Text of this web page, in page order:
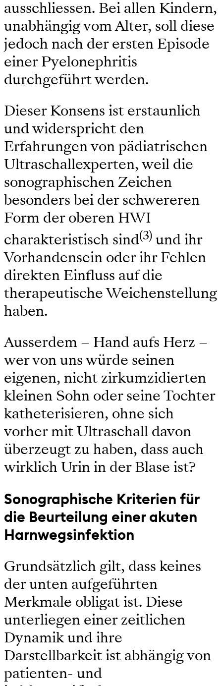
ausschliessen. Bei allen Kindern,
unabhängig vom Alter, soll diese
jedoch nach der ersten Episode
einer Pyelonephritis
durchgeführt werden.
Dieser Konsens ist erstaunlich
und widerspricht den
Erfahrungen von pädiatrischen
Ultraschallexperten, weil die
sonographischen Zeichen
besonders bei der schwereren
Form der oberen HWI
charakteristisch sind(3) und ihr
Vorhandensein oder ihr Fehlen
direkten Einfluss auf die
therapeutische Weichenstellung
haben.
Ausserdem – Hand aufs Herz –
wer von uns würde seinen
eigenen, nicht zirkumzidierten
kleinen Sohn oder seine Tochter
katheterisieren, ohne sich
vorher mit Ultraschall davon
überzeugt zu haben, dass auch
wirklich Urin in der Blase ist?
Sonographische Kriterien für
die Beurteilung einer akuten
Harnwegsinfektion
Grundsätzlich gilt, dass keines
der unten aufgeführten
Merkmale obligat ist. Diese
unterliegen einer zeitlichen
Dynamik und ihre
Darstellbarkeit ist abhängig von
patienten- und